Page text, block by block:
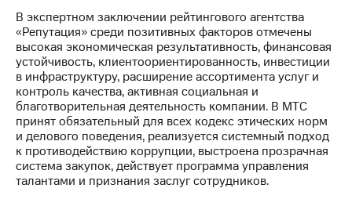
Раскрытие
информации
Информация
акционерам
Документы
ПАО
"МТС"
Собрания
акционеров
Личный
кабинет
акционера
В экспертном заключении рейтингового агентства
«Репутация» среди позитивных факторов отмечены
высокая экономическая результативность, финансовая
устойчивость, клиентоориентированность, инвестиции
в инфраструктуру, расширение ассортимента услуг и
контроль качества, активная социальная и
благотворительная деятельность компании. В МТС
принят обязательный для всех кодекс этических норм
и делового поведения, реализуется системный подход
к противодействию коррупции, выстроена прозрачная
система закупок, действует программа управления
талантами и признания заслуг сотрудников.